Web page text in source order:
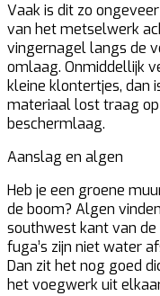
Vaak is dit zo
van het metselwerk
vingernagel langs de
omlaag. Onmiddellijk
kleine klontertjes, dan
materiaal lost traag
beschermlaag.
Aanslag en algen
Heb je een groene
de boom? Algen
southwest kant van
fuga’s zijn niet water
Dan zit het nog goed
het voegwerk uit